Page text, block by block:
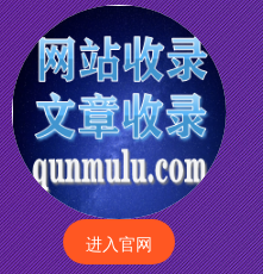
进入官网